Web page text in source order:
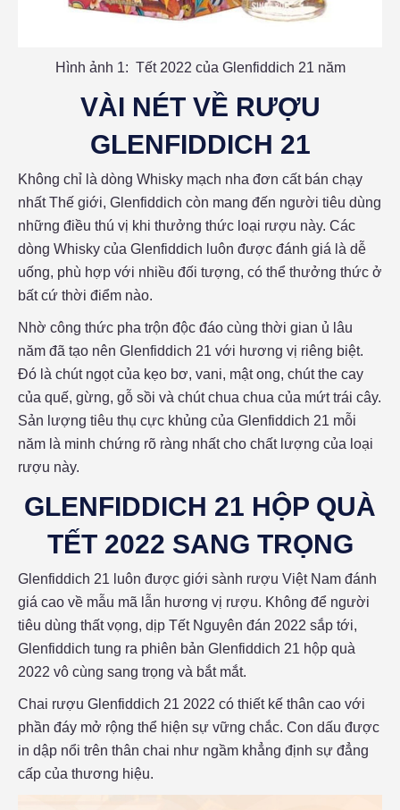
Hình ảnh 1: Tết 2022 của Glenfiddich 21 năm
VÀI NÉT VỀ RƯỢU
GLENFIDDICH 21
Không chỉ là dòng Whisky mạch nha đơn cất bán chạy
nhất Thế giới, Glenfiddich còn mang đến người tiêu dùng
những điều thú vị khi thưởng thức loại rượu này. Các
dòng Whisky của Glenfiddich luôn được đánh giá là dễ
uống, phù hợp với nhiều đối tượng, có thể thưởng thức ở
bất cứ thời điểm nào.
Nhờ công thức pha trộn độc đáo cùng thời gian ủ lâu
năm đã tạo nên Glenfiddich 21 với hương vị riêng biệt.
Đó là chút ngọt của kẹo bơ, vani, mật ong, chút the cay
của quế, gừng, gỗ sồi và chút chua chua của mứt trái cây.
Sản lượng tiêu thụ cực khủng của Glenfiddich 21 mỗi
năm là minh chứng rõ ràng nhất cho chất lượng của loại
rượu này.
GLENFIDDICH 21 HỘP QUÀ
TẾT 2022 SANG TRỌNG
Glenfiddich 21 luôn được giới sành rượu Việt Nam đánh
giá cao về mẫu mã lẫn hương vị rượu. Không để người
tiêu dùng thất vọng, dịp Tết Nguyên đán 2022 sắp tới,
Glenfiddich tung ra phiên bản Glenfiddich 21 hộp quà
2022 vô cùng sang trọng và bắt mắt.
Chai rượu Glenfiddich 21 2022 có thiết kế thân cao với
phần đáy mở rộng thể hiện sự vững chắc. Con dấu được
in dập nổi trên thân chai như ngầm khẳng định sự đẳng
cấp của thương hiệu.